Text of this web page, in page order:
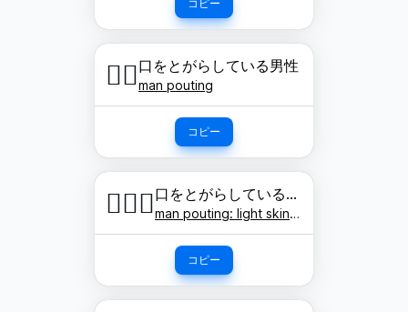
コピー
🙎‍♂️口をとがらしている男性
man pouting
コピー
🙎🏻‍♂️ 口をとがらしている男性: 明るい肌色
man pouting: light skin tone
コピー